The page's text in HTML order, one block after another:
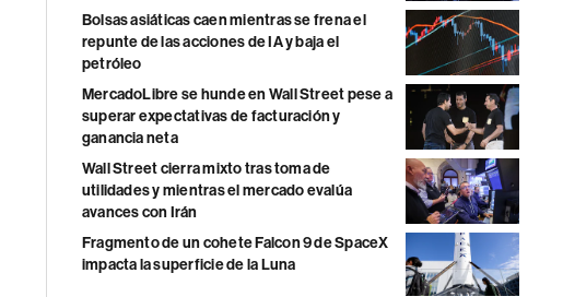
Bolsas asiáticas caen mientras se frena el
repunte de las acciones de IA y baja el
petróleo
MercadoLibre se hunde en Wall Street pese a
superar expectativas de facturación y
ganancia neta
Wall Street cierra mixto tras toma de
utilidades y mientras el mercado evalúa
avances con Irán
Fragmento de un cohete Falcon 9 de SpaceX
impacta la superficie de la Luna